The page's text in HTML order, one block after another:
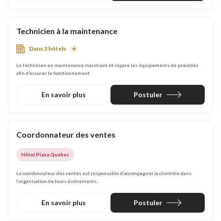
Technicien à la maintenance
Dans 3 hôtels
En
Le technicien en maintenance maintient et répare les équipements de procédés
afin d’assurer le fonctionnement.
En savoir plus Postuler
Coordonnateur des ventes
Hôtel Plaza Québec
Le coordonnateur des ventes est responsable d’accompagner la clientèle dans
l’organisation de leurs événements...
En savoir plus Postuler